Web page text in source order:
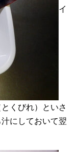
イ
くびれ）といさ
にしておいて翌